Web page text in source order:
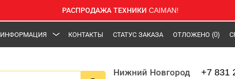
РАСПРОДАЖА ТЕХНИКИ CAIMAN!
ИНФОРМАЦИЯ КОНТАКТЫ СТАТУС ЗАКАЗА ОТЛОЖЕНО (0)
Нижний Новгород
+7 831